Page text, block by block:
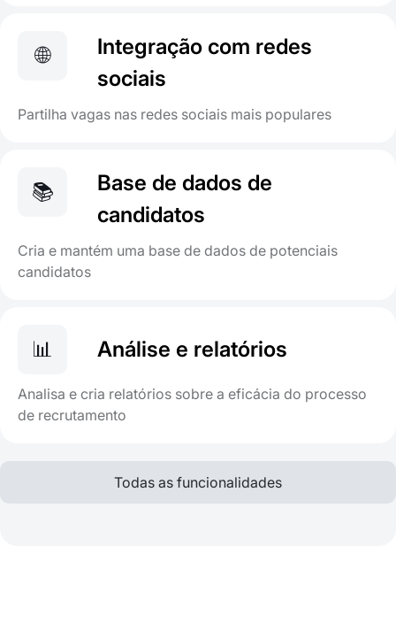
🌐
Integração com redes
sociais
Partilha vagas nas redes sociais mais populares
📚
Base de dados de
candidatos
Cria e mantém uma base de dados de potenciais
candidatos
📊 Análise e relatórios
Analisa e cria relatórios sobre a eficácia do processo
de recrutamento
Todas as funcionalidades